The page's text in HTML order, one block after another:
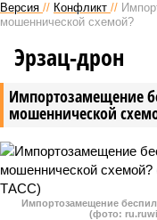
Версия // Конфликт //
мошеннической схемой?
Импортозамещение
мошеннической
Эрзац-дрон
Импортозамещение
(фото: